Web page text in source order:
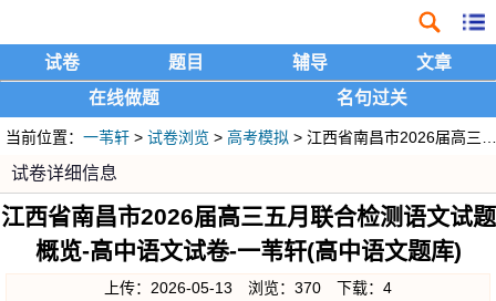
试卷 题目 辅导
文章
在线做题
名句过关
当前位置： 一苇轩 > 试卷浏览 > 高考模拟 > 江西省南昌市2026届高三五月联合检测语文试题概览
试卷详细信息
江西省南昌市2026届高三五月联合检测语文试题
概览-高中语文试卷-一苇轩(高中语文题库)
上传：2026-05-13 浏览：370 下载：4